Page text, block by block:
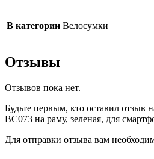
В категории Велосумки
Отзывы
Отзывов пока нет.
Будьте первым, кто оставил отзыв
BC073 на раму, зеленая, для
Для отправки отзыва вам